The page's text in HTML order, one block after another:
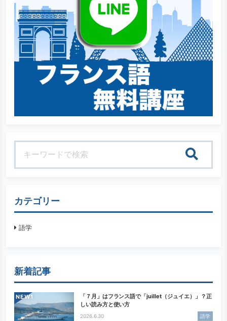
カテゴリー
語学
新着記事
NEW
「７月」はフランス語で「juillet（ジュイエ）」？正
しい読み方と使い方
2026.6.30 語学